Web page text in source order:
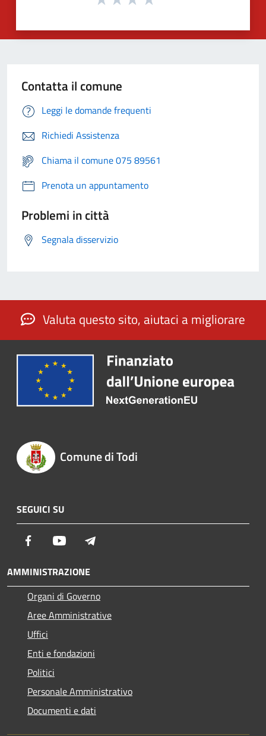
Contatta il comune
Leggi le domande frequenti
Richiedi Assistenza
Chiama il comune 075 89561
Prenota un appuntamento
Problemi in città
Segnala disservizio
Valuta questo sito, aiutaci a migliorare
Comune di Todi
SEGUICI SU
Facebook Youtube
AMMINISTRAZIONE
Organi di Governo
Aree Amministrative
Uffici
Enti e fondazioni
Politici
Personale Amministrativo
Documenti e dati